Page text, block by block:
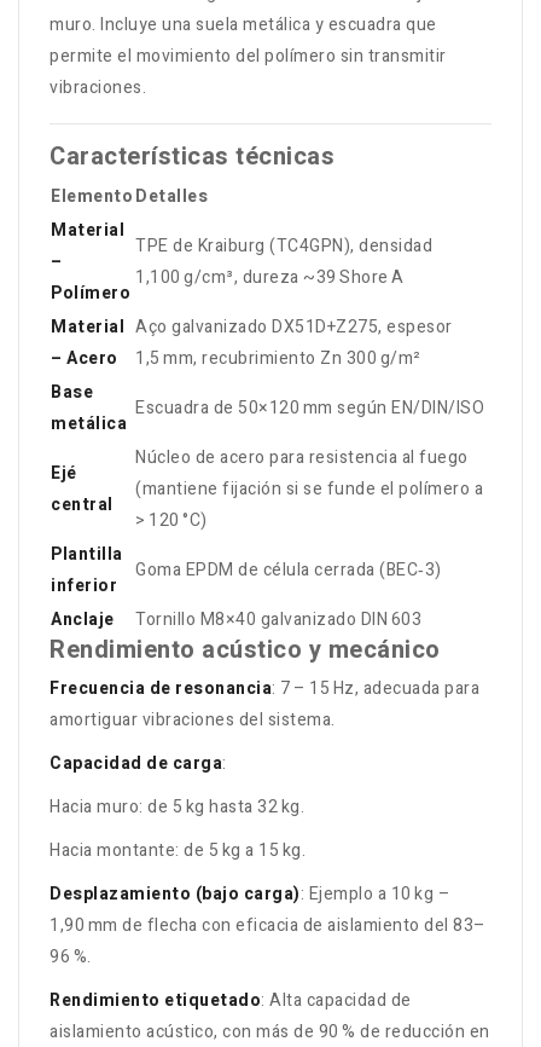
muro. Incluye una suela metálica y escuadra que
permite el movimiento del polímero sin transmitir
vibraciones.
Características técnicas
ElementoDetalles
Material
–
Polímero
TPE de Kraiburg (TC4GPN), densidad
1,100 g/cm³, dureza ~39 Shore A
Material
– Acero
Aço galvanizado DX51D+Z275, espesor
1,5 mm, recubrimiento Zn 300 g/m²
Base
metálica
Escuadra de 50×120 mm según EN/DIN/ISO
Ejé
central
Núcleo de acero para resistencia al fuego
(mantiene fijación si se funde el polímero a
> 120 °C)
Plantilla
inferior
Goma EPDM de célula cerrada (BEC‑3)
Anclaje
Tornillo M8×40 galvanizado DIN 603
Rendimiento acústico y mecánico
Frecuencia de resonancia: 7 – 15 Hz, adecuada para
amortiguar vibraciones del sistema.
Capacidad de carga:
Hacia muro: de 5 kg hasta 32 kg.
Hacia montante: de 5 kg a 15 kg.
Desplazamiento (bajo carga): Ejemplo a 10 kg –
1,90 mm de flecha con eficacia de aislamiento del 83–
96 %.
Rendimiento etiquetado: Alta capacidad de
aislamiento acústico, con más de 90 % de reducción en